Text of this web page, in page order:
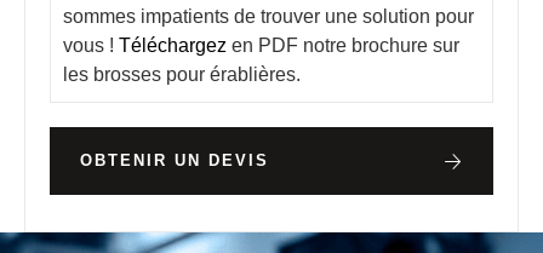
sommes impatients de trouver une solution pour
vous ! Téléchargez en PDF notre brochure sur
les brosses pour érablières.
OBTENIR UN DEVIS